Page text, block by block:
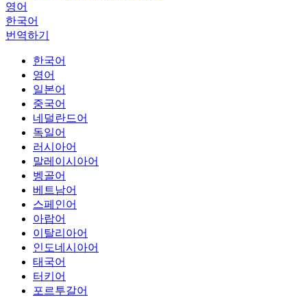
영어
한국어
번역하기
한국어
영어
일본어
중국어
네덜란드어
독일어
러시아어
말레이시아어
벵골어
베트남어
스페인어
아랍어
이탈리아어
인도네시아어
태국어
터키어
포르투갈어